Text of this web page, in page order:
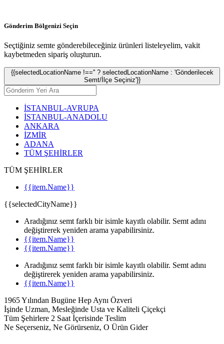
Gönderim Bölgenizi Seçin
Seçtiğiniz semte gönderebileceğiniz ürünleri listeleyelim, vakit
kaybetmeden sipariş oluşturun.
{{selectedLocationName !=='' ? selectedLocationName : 'Gönderilecek
Semt/İlçe Seçiniz'}}
İSTANBUL-AVRUPA
İSTANBUL-ANADOLU
ANKARA
İZMİR
ADANA
TÜM ŞEHİRLER
TÜM ŞEHİRLER
{{item.Name}}
{{selectedCityName}}
Aradığınız semt farklı bir isimle kayıtlı olabilir. Semt adını
değiştirerek yeniden arama yapabilirsiniz.
{{item.Name}}
{{item.Name}}
Aradığınız semt farklı bir isimle kayıtlı olabilir. Semt adını
değiştirerek yeniden arama yapabilirsiniz.
{{item.Name}}
1965 Yılından Bugüne Hep Aynı Özveri
İşinde Uzman, Mesleğinde Usta ve Kaliteli Çiçekçi
Tüm Şehirlere 2 Saat İçerisinde Teslim
Ne Seçerseniz, Ne Görürseniz, O Ürün Gider